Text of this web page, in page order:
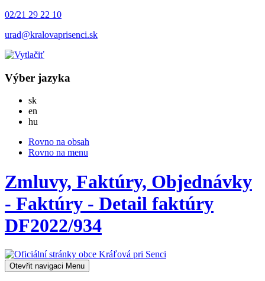
02/21 29 22 10
urad@kralovaprisenci.sk
Výber jazyka
skSlovensky
en
hu
Rovno na obsah
Rovno na menu
Zmluvy, Faktúry, Objednávky
- Faktúry - Detail faktúry
DF2022/934
Otevřit navigaci Menu